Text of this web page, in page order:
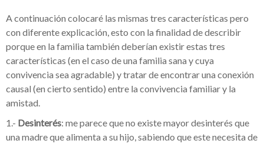
A continuación colocaré las mismas tres características pero
con diferente explicación, esto con la finalidad de describir
porque en la familia también deberían existir estas tres
características (en el caso de una familia sana y cuya
convivencia sea agradable) y tratar de encontrar una conexión
causal (en cierto sentido) entre la convivencia familiar y la
amistad.
1.- Desinterés: me parece que no existe mayor desinterés que
una madre que alimenta a su hijo, sabiendo que este necesita de